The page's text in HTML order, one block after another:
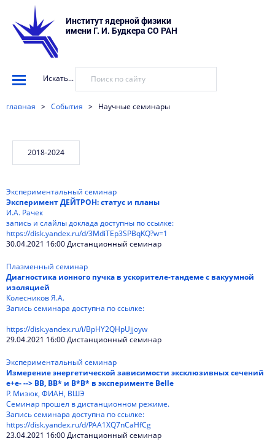
Институт ядерной физики
имени Г. И. Будкера СО РАН
Искать...
главная > События > Научные семинары
Экспериментальный семинар
Эксперимент ДЕЙТРОН: статус и планы
И.А. Рачек
запись и слайлы доклада доступны по ссылке:
https://disk.yandex.ru/d/3MdiTEp3SPBqKQ?w=1
30.04.2021 16:00 Дистанционный семинар
Плазменный семинар
Диагностика ионного пучка в ускорителе-тандеме с вакуумной
изоляцией
Колесников Я.А.
Запись семинара доступна по ссылке:
https://disk.yandex.ru/i/BpHY2QHpUjjoyw
29.04.2021 16:00 Дистанционный семинар
Экспериментальный семинар
Измерение энергетической зависимости эксклюзивных сечений
e+e- --> BB, BB* и B*B* в эксперименте Belle
Р. Мизюк, ФИАН, ВШЭ
Семинар прошел в дистанционном режиме.
Запись семинара доступна по ссылке:
https://disk.yandex.ru/d/PAA1XQ7nCaHfCg
23.04.2021 16:00 Дистанционный семинар